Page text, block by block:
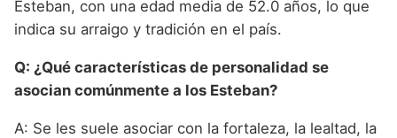
Esteban, con una edad media de 52.0 años, lo que
indica su arraigo y tradición en el país.
Q: ¿Qué características de personalidad se
asocian comúnmente a los Esteban?
A: Se les suele asociar con la fortaleza, la lealtad, la